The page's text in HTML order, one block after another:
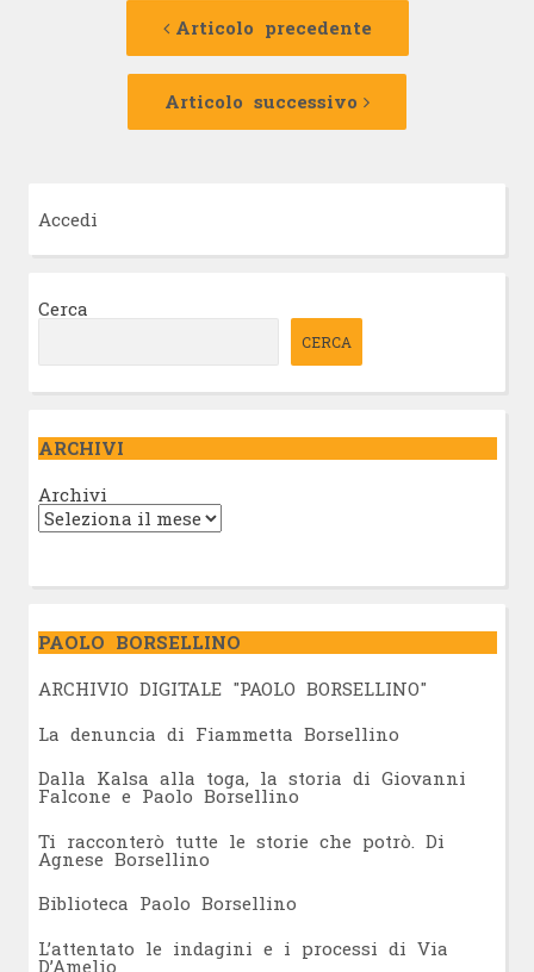
Articolo precedente
Articolo
Articolo successivo
Articolo
Accedi
Cerca
CERCA
ARCHIVI
Archivi
PAOLO BORSELLINO
ARCHIVIO DIGITALE "PAOLO BORSELLINO"
La denuncia di Fiammetta Borsellino
Dalla Kalsa alla toga, la storia di Giovanni
Falcone e Paolo Borsellino
Ti racconterò tutte le storie che potrò. Di
Agnese Borsellino
Biblioteca Paolo Borsellino
L’attentato le indagini e i processi di Via
D’Amelio